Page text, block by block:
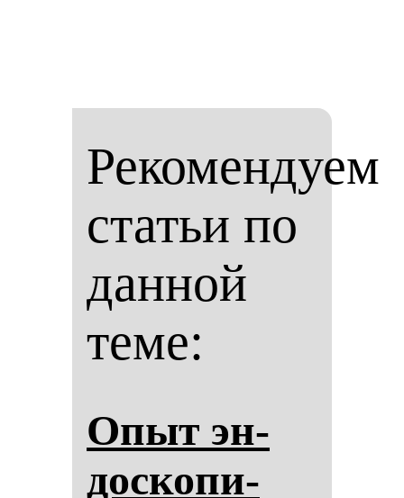
Рекомендуем
статьи по
данной
теме:
Опыт эн­
дос­ко­пи­